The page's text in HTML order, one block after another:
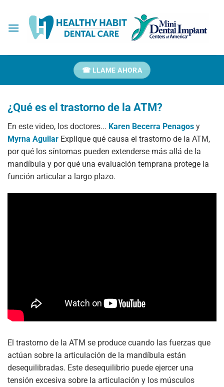
contenido
☎ LLAME AHORA
¿Qué es el trastorno de la ATM?
En este video, los doctores... Karen Becerra Penagos y
Myrna Aguilar Explique qué causa el trastorno de la ATM,
por qué los síntomas pueden extenderse más allá de la
mandíbula y por qué una evaluación temprana protege la
función articular a largo plazo.
El trastorno de la ATM se produce cuando las fuerzas que
actúan sobre la articulación de la mandíbula están
desequilibradas. Este desequilibrio puede ejercer una
tensión excesiva sobre la articulación y los músculos